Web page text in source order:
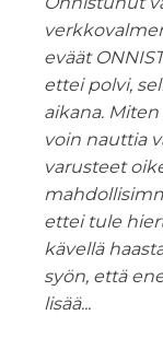
eväät
ettei polvi,
aikana.
voin nauttia
varusteet
ettei tule
kävellä
syön, että
lisää...